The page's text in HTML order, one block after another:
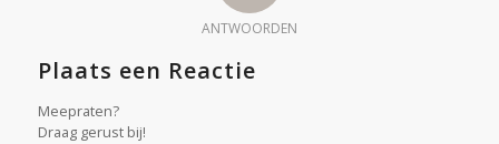
ANTWOORDEN
Plaats een Reactie
Meepraten?
Draag gerust bij!